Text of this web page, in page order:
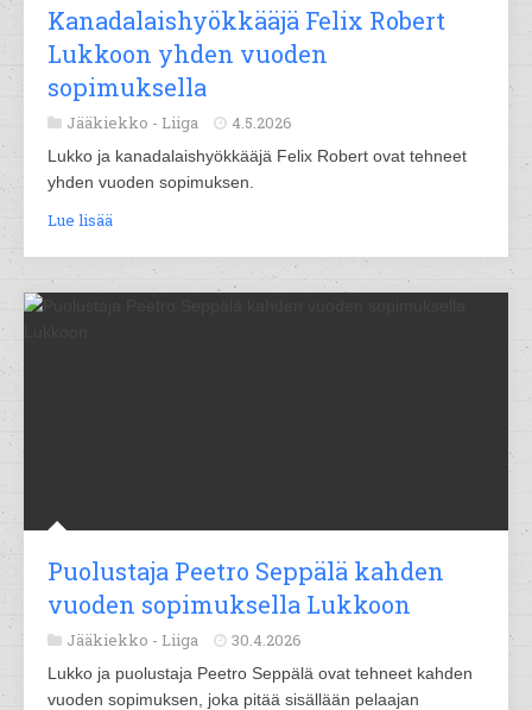
Kanadalaishyökkääjä Felix Robert
Lukkoon yhden vuoden
sopimuksella
Jääkiekko - Liiga 4.5.2026
Lukko ja kanadalaishyökkääjä Felix Robert ovat tehneet
yhden vuoden sopimuksen.
Lue lisää
Puolustaja Peetro Seppälä kahden
vuoden sopimuksella Lukkoon
Jääkiekko - Liiga 30.4.2026
Lukko ja puolustaja Peetro Seppälä ovat tehneet kahden
vuoden sopimuksen, joka pitää sisällään pelaajan